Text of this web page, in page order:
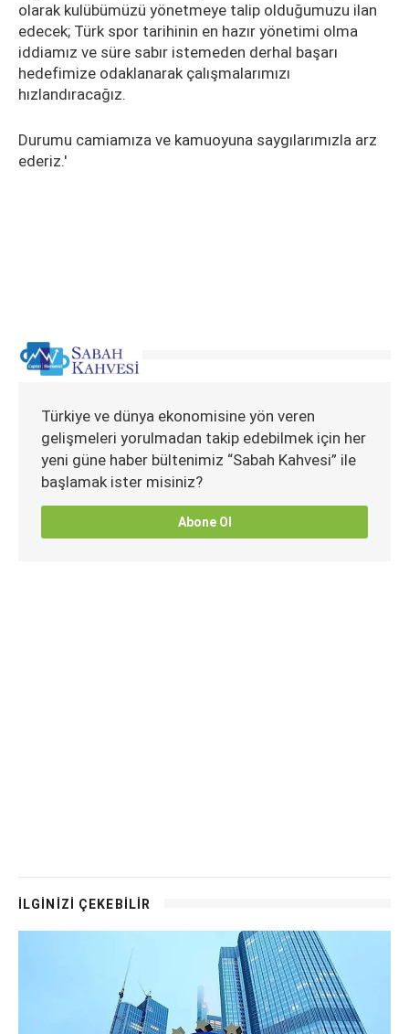
olarak kulübümüzü yönetmeye talip olduğumuzu ilan
edecek; Türk spor tarihinin en hazır yönetimi olma
iddiamız ve süre sabır istemeden derhal başarı
hedefimize odaklanarak çalışmalarımızı
hızlandıracağız.
Durumu camiamıza ve kamuoyuna saygılarımızla arz
ederiz.'
Türkiye ve dünya ekonomisine yön veren
gelişmeleri yorulmadan takip edebilmek için her
yeni güne haber bültenimiz “Sabah Kahvesi” ile
başlamak ister misiniz?
Abone Ol
İLGİNİZİ ÇEKEBİLİR